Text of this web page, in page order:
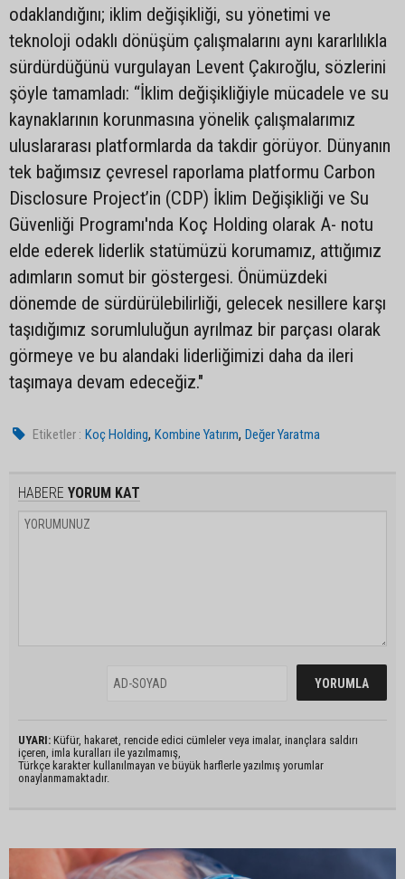
odaklandığını; iklim değişikliği, su yönetimi ve
teknoloji odaklı dönüşüm çalışmalarını aynı kararlılıkla
sürdürdüğünü vurgulayan Levent Çakıroğlu, sözlerini
şöyle tamamladı: “İklim değişikliğiyle mücadele ve su
kaynaklarının korunmasına yönelik çalışmalarımız
uluslararası platformlarda da takdir görüyor. Dünyanın
tek bağımsız çevresel raporlama platformu Carbon
Disclosure Project’in (CDP) İklim Değişikliği ve Su
Güvenliği Programı'nda Koç Holding olarak A- notu
elde ederek liderlik statümüzü korumamız, attığımız
adımların somut bir göstergesi. Önümüzdeki
dönemde de sürdürülebilirliği, gelecek nesillere karşı
taşıdığımız sorumluluğun ayrılmaz bir parçası olarak
görmeye ve bu alandaki liderliğimizi daha da ileri
taşımaya devam edeceğiz."
Etiketler : Koç Holding,Kombine Yatırım,Değer Yaratma
HABERE YORUM KAT
UYARI: Küfür, hakaret, rencide edici cümleler veya imalar, inançlara saldırı
içeren, imla kuralları ile yazılmamış,
Türkçe karakter kullanılmayan ve büyük harflerle yazılmış yorumlar
onaylanmamaktadır.